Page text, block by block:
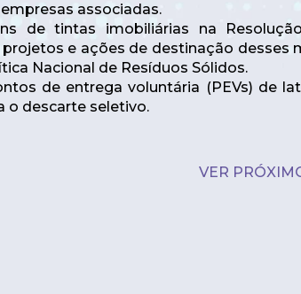
associadas.
de tintas imobiliárias na
e ações de destinação desses
Nacional de Resíduos Sólidos.
de entrega voluntária (PEVs) de
o descarte seletivo.
VER